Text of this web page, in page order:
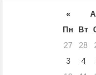
«
Пн
Вт
27
28
3
4